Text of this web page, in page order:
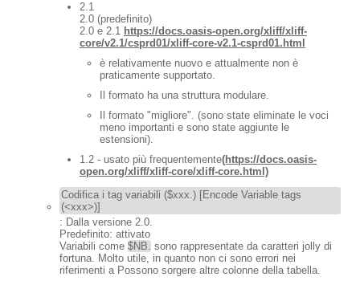
2.1
2.0 (predefinito)
2.0 e 2.1 https://docs.oasis-open.org/xliff/xliff-
core/v2.1/csprd01/xliff-core-v2.1-csprd01.html
è relativamente nuovo e attualmente non è
praticamente supportato.
Il formato ha una struttura modulare.
Il formato "migliore". (sono state eliminate le voci
meno importanti e sono state aggiunte le
estensioni).
1.2 - usato più frequentemente(https://docs.oasis-
open.org/xliff/xliff-core/xliff-core.html)
Codifica i tag variabili ($xxx.) [Encode Variable tags
(<xxx>)]
: Dalla versione 2.0.
Predefinito: attivato
Variabili come $NB. sono rappresentate da caratteri jolly di
fortuna. Molto utile, in quanto non ci sono errori nei
riferimenti a Possono sorgere altre colonne della tabella.